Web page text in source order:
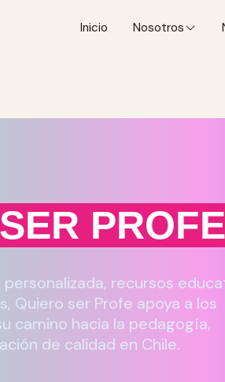
Inicio Nosotros
PROFE
recursos
Quiero ser Profe apoya a los
camino hacia la pedagogía,
de calidad en Chile.